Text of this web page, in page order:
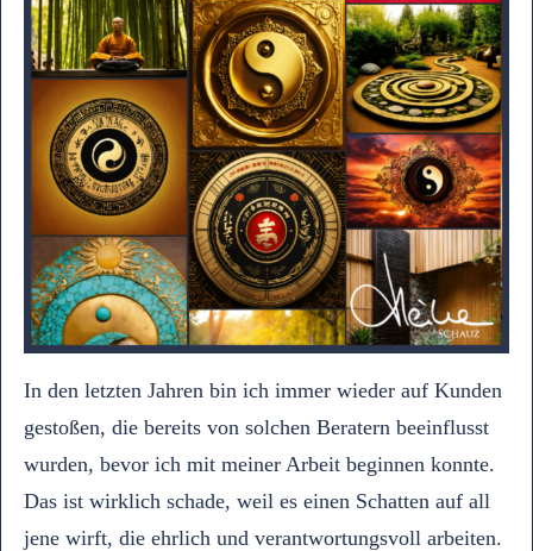
In den letzten Jahren bin ich immer wieder auf Kunden
gestoßen, die bereits von solchen Beratern beeinflusst
wurden, bevor ich mit meiner Arbeit beginnen konnte.
Das ist wirklich schade, weil es einen Schatten auf all
jene wirft, die ehrlich und verantwortungsvoll arbeiten.